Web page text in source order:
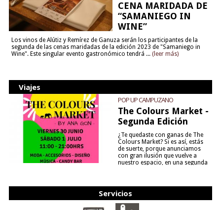
CENA MARIDADA DE
“SAMANIEGO IN
WINE”
Los vinos de Alútiz y Remírez de Ganuza serán los participantes de la
segunda de las cenas maridadas de la edición 2023 de "Samaniego in
Wine". Este singular evento gastronómico tendrá ... (leer más)
Viajes
POP UP CAMPUZANO
The Colours Market -
Segunda Edición
¿Te quedaste con ganas de The
Colours Market? Si es así, estás
de suerte, porque anunciamos
con gran ilusión que vuelve a
nuestro espacio, en una segunda
Servicios